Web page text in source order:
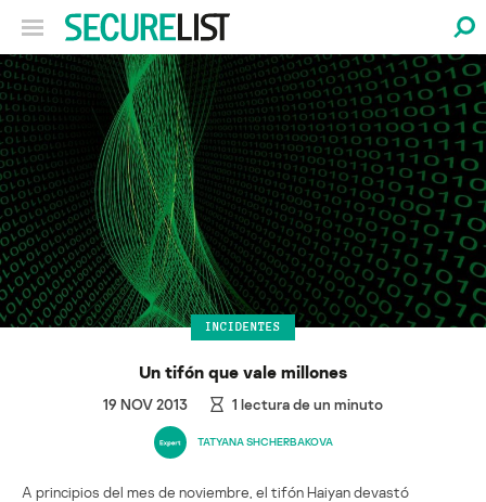
INCIDENTES
Un tifón que vale millones
19 NOV 2013 1 lectura de un minuto
TATYANA SHCHERBAKOVA
A principios del mes de noviembre, el tifón Haiyan devastó